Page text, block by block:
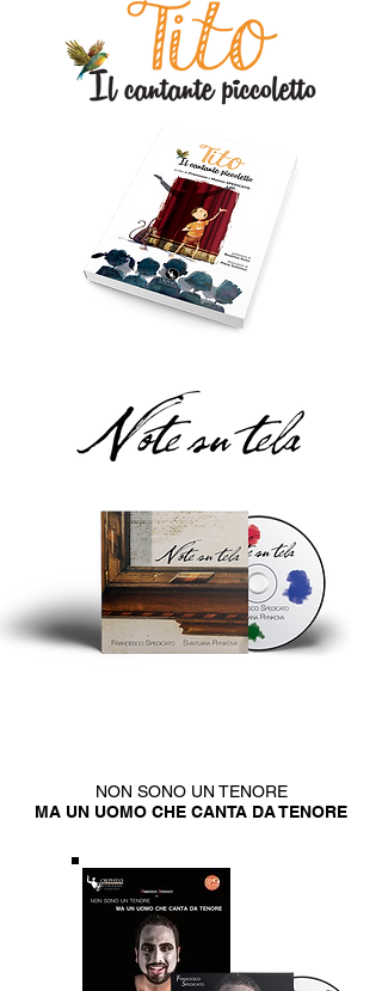
NON SONO UN TENORE
MA UN UOMO CHE CANTA DA TENORE